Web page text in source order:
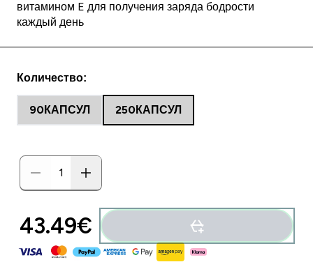
витамином E для получения заряда бодрости
каждый день
Количество:
90КАПСУЛ 250КАПСУЛ
43.49€‎